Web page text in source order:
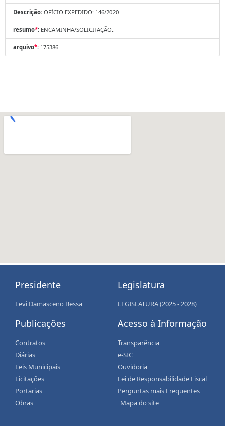
Descrição: OFÍCIO EXPEDIDO: 146/2020
resumo*: ENCAMINHA/SOLICITAÇÃO.
arquivo*: 175386
Presidente
Levi Damasceno Bessa
Publicações
Contratos
Diárias
Leis Municipais
Licitações
Portarias
Obras
Legislatura
LEGISLATURA (2025 - 2028)
Acesso à Informação
Transparência
e-SIC
Ouvidoria
Lei de Responsabilidade Fiscal
Perguntas mais Frequentes
Mapa do site